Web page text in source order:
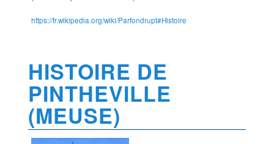
https://fr.wikipedia.org/wiki/Parfondrupt#Histoire
HISTOIRE DE
PINTHEVILLE
(MEUSE)